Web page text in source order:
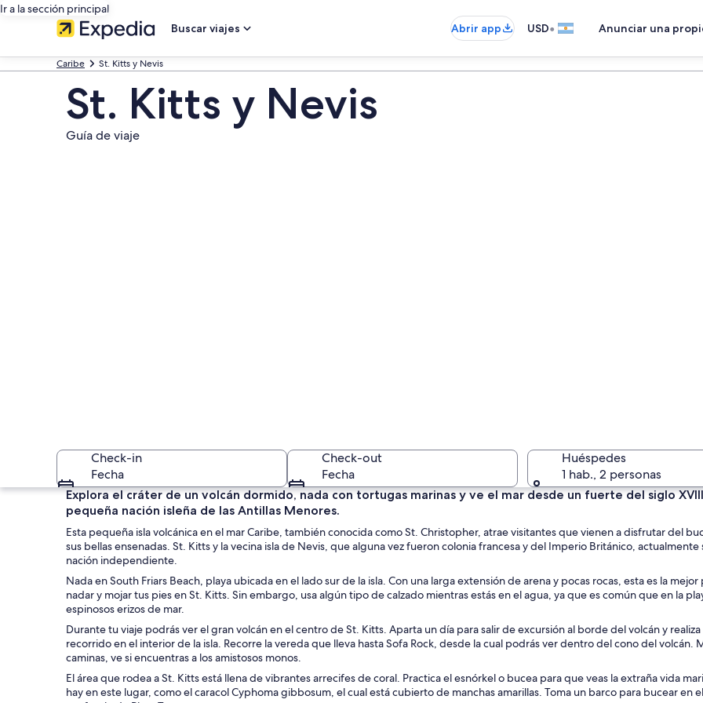
Ir a la sección principal
Buscar viajes
Abrir app USD• Anunciar una
Caribe St. Kitts y Nevis
St. Kitts y Nevis
Guía de viaje
Un resort con playa y océano.
Una
Check-in
Fecha
Check-out
Fecha
Huéspedes
1 hab., 2 personas
Explora el cráter de un volcán dormido, nada con tortugas marinas y ve el mar desde un fuerte del siglo
pequeña nación isleña de las Antillas Menores.
Esta pequeña isla volcánica en el mar Caribe, también conocida como St. Christopher, atrae visitantes que vienen a disfrutar del
sus bellas ensenadas. St. Kitts y la vecina isla de Nevis, que alguna vez fueron colonia francesa y del Imperio Británico, actualmente
nación independiente.
Nada en South Friars Beach, playa ubicada en el lado sur de la isla. Con una larga extensión de arena y pocas rocas, esta es la mejor
nadar y mojar tus pies en St. Kitts. Sin embargo, usa algún tipo de calzado mientras estás en el agua, ya que es común que en la
espinosos erizos de mar.
Durante tu viaje podrás ver el gran volcán en el centro de St. Kitts. Aparta un día para salir de excursión al borde del volcán y realiza
recorrido en el interior de la isla. Recorre la vereda que lleva hasta Sofa Rock, desde la cual podrás ver dentro del cono del volcán.
caminas, ve si encuentras a los amistosos monos.
El área que rodea a St. Kitts está llena de vibrantes arrecifes de coral. Practica el esnórkel o bucea para que veas la extraña vida
hay en este lugar, como el caracol Cyphoma gibbosum, el cual está cubierto de manchas amarillas. Toma un barco para bucear en